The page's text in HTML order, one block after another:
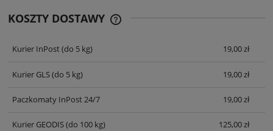
KOSZTY DOSTAWY
Kurier InPost(do 5 kg) 19,00 zł
Kurier GLS(do 5 kg) 19,00 zł
Paczkomaty InPost 24/7 19,00 zł
Kurier GEODIS(do 100 kg) 125,00 zł